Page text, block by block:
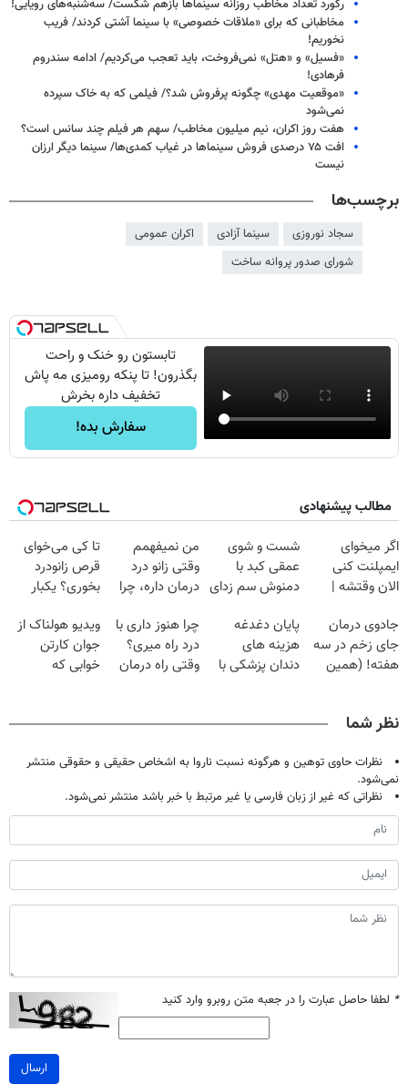
رکورد تعداد مخاطب روزانه سینماها بازهم شکست/ سه‌شنبه‌های رویایی!
مخاطبانی که برای «ملاقات خصوصی» با سینما آشتی کردند/ فریب
نخوریم!
«فسیل» و «هتل» نمی‌فروخت، باید تعجب می‌کردیم/ ادامه سندروم
فرهادی!
«موقعیت مهدی» چگونه پرفروش شد؟/ فیلمی که به خاک سپرده
نمی‌شود
هفت روز اکران، نیم میلیون مخاطب/ سهم هر فیلم چند سانس است؟
افت ۷۵ درصدی فروش سینماها در غیاب کمدی‌ها/ سینما دیگر ارزان
نیست
برچسب‌ها
سجاد نوروزی سینما آزادی
اکران عمومی
شورای صدور پروانه ساخت
تابستون رو خنک و راحت
بگذرون! تا پنکه رومیزی مه پاش
تخفیف داره بخرش
سفارش بده!
مطالب پیشنهادی
اگر میخوای
ایمپلنت کنی
الان وقتشه |
میلیون تومان!!!
شست و شوی
عمقی کبد با
دمنوش سم زدای
من نمیفهمم
وقتی زانو درد
درمان داره، چرا
تحمل میکنی؟❗
تا کی می‌خوای
قرص زانودرد
بخوری؟ یکبار
کن
جادوی درمان
جای زخم در سه
هفته! (همین
پایان دغدغه
هزینه های
دندان پزشکی با
چرا هنوز داری با
درد راه میری؟
وقتی راه درمان
ویدیو هولناک از
جوان کارتن
خوابی که
نظر شما
نظرات حاوی توهین و هرگونه نسبت ناروا به اشخاص حقیقی و حقوقی منتشر
نمی‌شود.
نظراتی که غیر از زبان فارسی یا غیر مرتبط با خبر باشد منتشر نمی‌شود.
* لطفا حاصل عبارت را در جعبه متن روبرو وارد کنید
ارسال